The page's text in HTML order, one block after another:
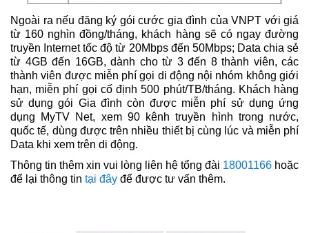
Ngoài ra nếu đăng ký gói cước gia đình của VNPT với giá
từ 160 nghìn đồng/tháng, khách hàng sẽ có ngay đường
truyền Internet tốc độ từ 20Mbps đến 50Mbps; Data chia sẻ
từ 4GB đến 16GB, dành cho từ 3 đến 8 thành viên, các
thành viên được miễn phí gọi di động nội nhóm không giới
hạn, miễn phí gọi cố định 500 phút/TB/tháng. Khách hàng
sử dụng gói Gia đình còn được miễn phí sử dụng ứng
dụng MyTV Net, xem 90 kênh truyền hình trong nước,
quốc tế, dùng được trên nhiều thiết bị cùng lúc và miễn phí
Data khi xem trên di động.
Thông tin thêm xin vui lòng liên hệ tổng đài 18001166 hoặc
để lại thông tin tại đây để được tư vấn thêm.